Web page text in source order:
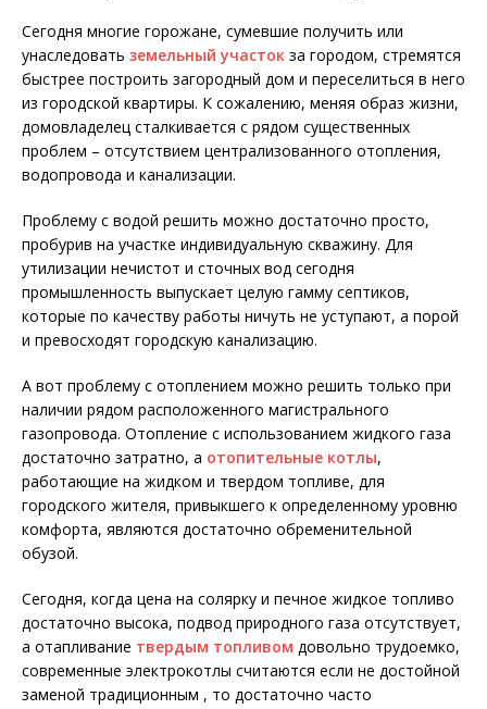
Сегодня многие горожане, сумевшие получить или
унаследовать земельный участок за городом, стремятся
быстрее построить загородный дом и переселиться в него
из городской квартиры. К сожалению, меняя образ жизни,
домовладелец сталкивается с рядом существенных
проблем – отсутствием централизованного отопления,
водопровода и канализации.
Проблему с водой решить можно достаточно просто,
пробурив на участке индивидуальную скважину. Для
утилизации нечистот и сточных вод сегодня
промышленность выпускает целую гамму септиков,
которые по качеству работы ничуть не уступают, а порой
и превосходят городскую канализацию.
А вот проблему с отоплением можно решить только при
наличии рядом расположенного магистрального
газопровода. Отопление с использованием жидкого газа
достаточно затратно, а отопительные котлы,
работающие на жидком и твердом топливе, для
городского жителя, привыкшего к определенному уровню
комфорта, являются достаточно обременительной
обузой.
Сегодня, когда цена на солярку и печное жидкое топливо
достаточно высока, подвод природного газа отсутствует,
а отапливание твердым топливом довольно трудоемко,
современные электрокотлы считаются если не достойной
заменой традиционным , то достаточно часто